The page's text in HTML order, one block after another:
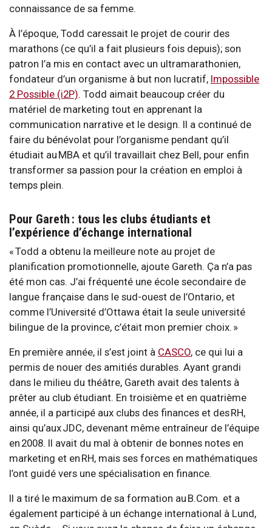
connaissance de sa femme.
À l’époque, Todd caressait le projet de courir des
marathons (ce qu’il a fait plusieurs fois depuis); son
patron l’a mis en contact avec un ultramarathonien,
fondateur d’un organisme à but non lucratif, Impossible
2 Possible (i2P). Todd aimait beaucoup créer du
matériel de marketing tout en apprenant la
communication narrative et le design. Il a continué de
faire du bénévolat pour l’organisme pendant qu’il
étudiait au MBA et qu’il travaillait chez Bell, pour enfin
transformer sa passion pour la création en emploi à
temps plein.
Pour Gareth : tous les clubs étudiants et
l’expérience d’échange international
« Todd a obtenu la meilleure note au projet de
planification promotionnelle, ajoute Gareth. Ça n’a pas
été mon cas. J’ai fréquenté une école secondaire de
langue française dans le sud-ouest de l’Ontario, et
comme l’Université d’Ottawa était la seule université
bilingue de la province, c’était mon premier choix. »
En première année, il s’est joint à CASCO, ce qui lui a
permis de nouer des amitiés durables. Ayant grandi
dans le milieu du théâtre, Gareth avait des talents à
prêter au club étudiant. En troisième et en quatrième
année, il a participé aux clubs des finances et des RH,
ainsi qu’aux JDC, devenant même entraîneur de l’équipe
en 2008. Il avait du mal à obtenir de bonnes notes en
marketing et en RH, mais ses forces en mathématiques
l’ont guidé vers une spécialisation en finance.
Il a tiré le maximum de sa formation au B.Com. et a
également participé à un échange international à Lund,